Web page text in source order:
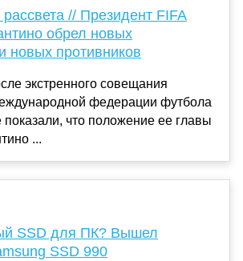
// Президент FIFA
обрел новых
новых противников
экстренного совещания
федерации футбола
показали, что положение ее главы
...
SSD для ПК? Вышел
SSD 990